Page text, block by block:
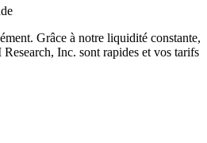
Grâce à notre liquidité constante,
Inc. sont rapides et vos tarifs